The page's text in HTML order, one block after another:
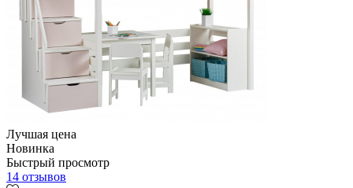
Лучшая цена
Новинка
Быстрый просмотр
14 отзывов